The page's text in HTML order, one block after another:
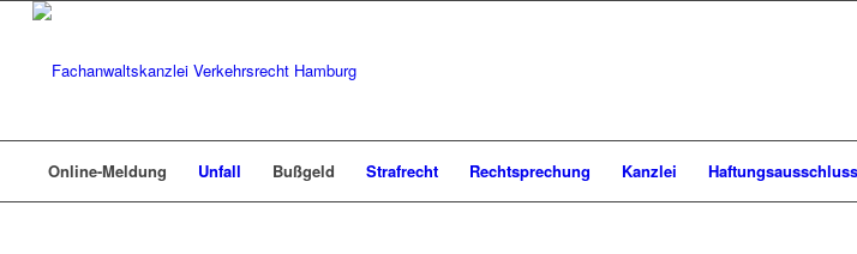
Online-Meldung Unfall Bußgeld Strafrecht Rechtsprechung Kanzlei Haftungsausschluss